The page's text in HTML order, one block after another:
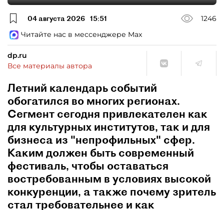
04 августа 2026 15:51
1246
Читайте нас в мессенджере Max
dp.ru
Все материалы автора
Летний календарь событий
обогатился во многих регионах.
Сегмент сегодня привлекателен как
для культурных институтов, так и для
бизнеса из "непрофильных" сфер.
Каким должен быть современный
фестиваль, чтобы оставаться
востребованным в условиях высокой
конкуренции, а также почему зритель
стал требовательнее и как